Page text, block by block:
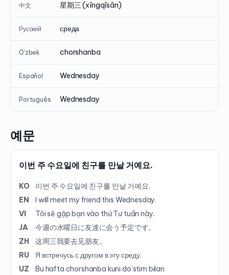
中文 星期三 (xīngqīsān)
Русский среда
O'zbek chorshanba
Español Wednesday
Português Wednesday
예문
이번 주 수요일에 친구를 만날 거예요.
KO
이번 주 수요일에 친구를 만날 거예요.
EN
I will meet my friend this Wednesday.
VI
Tôi sẽ gặp bạn vào thứ Tư tuần này.
JA
今週の水曜日に友達に会う予定です。
ZH
这周三我要去见朋友。
RU
Я встречусь с другом в эту среду.
UZ
Bu hafta chorshanba kuni do'stim bilan